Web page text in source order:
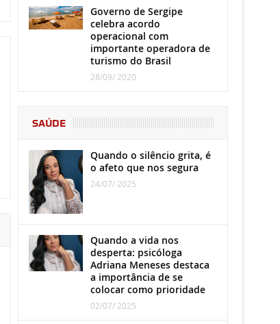
Governo de Sergipe
celebra acordo
operacional com
importante operadora de
turismo do Brasil
28/09/ 2020
SAÚDE
Quando o silêncio grita, é
o afeto que nos segura
24/07/ 2025
Quando a vida nos
desperta: psicóloga
Adriana Meneses destaca
a importância de se
colocar como prioridade
02/07/ 2025